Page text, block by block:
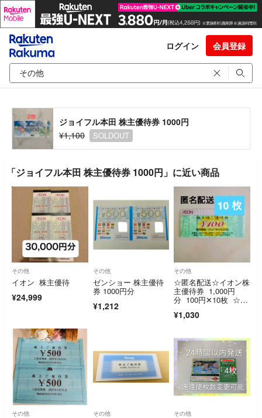
ログイン 会員登録
ジョイフル本田 株主優待券 1000円
¥1,100
SOLDOUT
「ジョイフル本田 株主優待券 1000円」に近い商品
その他
イオン 株主優待
¥24,999
その他
ゼンショー 株主優待
券 1000円分
¥1,212
その他
☆匿名配送☆イオン株
主優待券 1,000円
分 100円✕10枚 ☆最
¥1,030
その他 その他 その他